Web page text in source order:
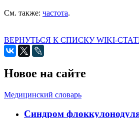
См. также: частота.
ВЕРНУТЬСЯ К СПИСКУ WIKI-
Новое на сайте
Медицинский словарь
Cиндром